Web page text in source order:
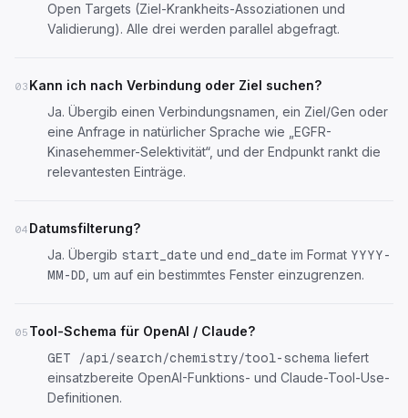
Open Targets (Ziel-Krankheits-Assoziationen und
Validierung). Alle drei werden parallel abgefragt.
03 Kann ich nach Verbindung oder Ziel suchen?
Ja. Übergib einen Verbindungsnamen, ein Ziel/Gen oder
eine Anfrage in natürlicher Sprache wie „EGFR-
Kinasehemmer-Selektivität“, und der Endpunkt rankt die
relevantesten Einträge.
04 Datumsfilterung?
Ja. Übergib start_date und end_date im Format YYYY-
MM-DD , um auf ein bestimmtes Fenster einzugrenzen.
05 Tool-Schema für OpenAI / Claude?
GET /api/search/chemistry/tool-schema liefert
einsatzbereite OpenAI-Funktions- und Claude-Tool-Use-
Definitionen.